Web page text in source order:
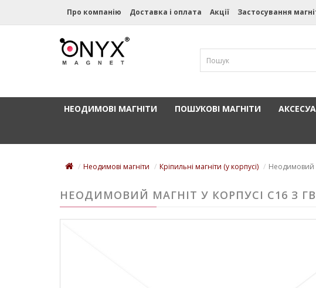
Про компанію Доставка і оплата Акції Застосування
НЕОДИМОВІ МАГНІТИ ПОШУКОВІ МАГНІТИ
Неодимові магніти Кріпильні магніти (у корпусі) Неодимовий
НЕОДИМОВИЙ МАГНІТ У КОРПУСІ C16 З